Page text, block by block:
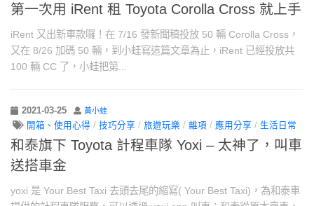
第一次用 iRent 租 Toyota Corolla Cross 就上手
iRent 又出新車款囉！在 7/16 發新聞稿投放 50 輛 Corolla Cross，
又在 8/26 加碼 50 輛，到小蛙寫這篇文章為止，iRent 已經投放共
100 輛 CC 了，小蛙把第...
2021-03-25
開箱、使用心得 / 技巧分享 / 旅遊玩樂 / 雜項 / 應用分享 / 生活日常
黃小蛙
和泰旗下 Toyota 計程車隊 Yoxi – 太神了，叫車
送搭車金
yoxi 是 Your Best Taxi 去頭去尾的縮寫( Your Best Taxi)，為和泰車